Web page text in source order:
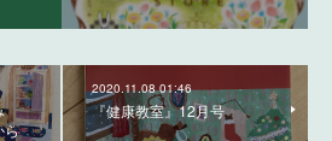
ら
2020.11.08 01:46
『健康教室』12月号